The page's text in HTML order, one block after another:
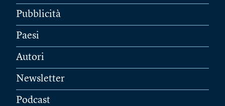
Pubblicità
Paesi
Autori
Newsletter
Podcast